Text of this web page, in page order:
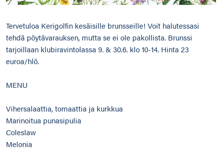
Tervetuloa Kerigolfin kesäisille brunsseille! Voit halutessasi
tehdä pöytävarauksen, mutta se ei ole pakollista. Brunssi
tarjoillaan klubiravintolassa 9. & 30.6. klo 10-14. Hinta 23
euroa/hlö.
MENU
Vihersalaattia, tomaattia ja kurkkua
Marinoitua punasipulia
Coleslaw
Melonia